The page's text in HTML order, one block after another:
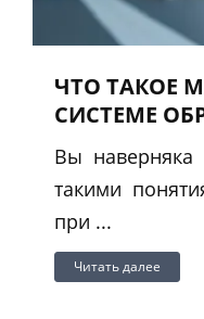
ЧТО ТАКОЕ
СИСТЕМЕ
Вы наверняка
такими
при ...
Читать далее